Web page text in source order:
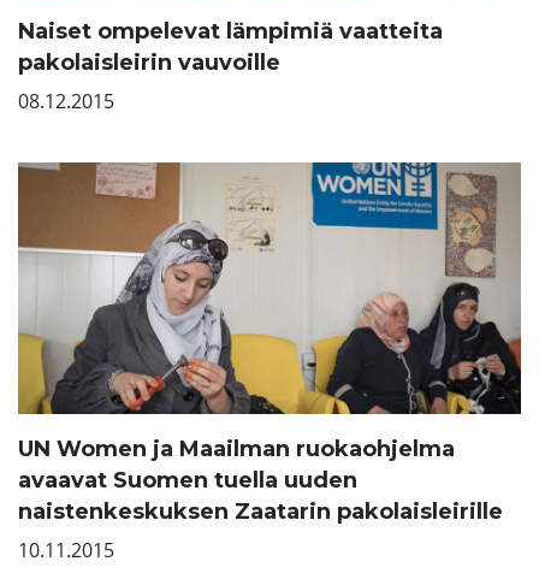
Naiset ompelevat lämpimiä vaatteita
pakolaisleirin vauvoille
08.12.2015
UN Women ja Maailman ruokaohjelma
avaavat Suomen tuella uuden
naistenkeskuksen Zaatarin pakolaisleirille
10.11.2015